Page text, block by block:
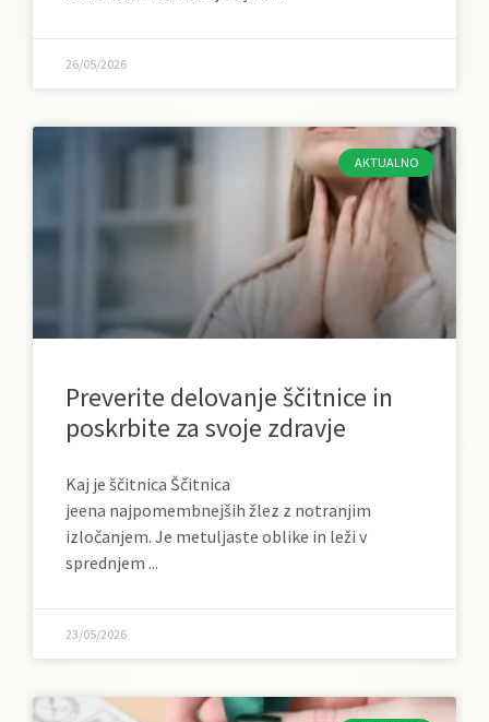
26/05/2026
AKTUALNO
Preverite delovanje ščitnice in
poskrbite za svoje zdravje
Kaj je ščitnica Ščitnica
jeena najpomembnejših žlez z notranjim
izločanjem. Je metuljaste oblike in leži v
sprednjem
23/05/2026